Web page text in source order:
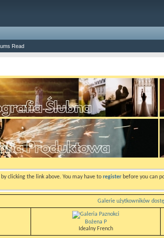
Read
by clicking the link above. You may have to register before you can
Galerie użytkowników
Bożena P
Idealny French